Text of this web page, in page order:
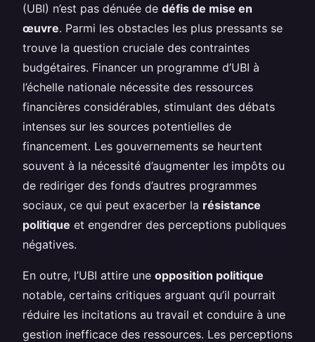
(UBI) n’est pas dénuée de défis de mise en
œuvre. Parmi les obstacles les plus pressants se
trouve la question cruciale des contraintes
budgétaires. Financer un programme d’UBI à
l’échelle nationale nécessite des ressources
financières considérables, stimulant des débats
intenses sur les sources potentielles de
financement. Les gouvernements se heurtent
souvent à la nécessité d’augmenter les impôts ou
de rediriger des fonds d’autres programmes
sociaux, ce qui peut exacerber la résistance
politique et engendrer des perceptions publiques
négatives.
En outre, l’UBI attire une opposition politique
notable, certains critiques arguant qu’il pourrait
réduire les incitations au travail et conduire à une
gestion inefficace des ressources. Les perceptions